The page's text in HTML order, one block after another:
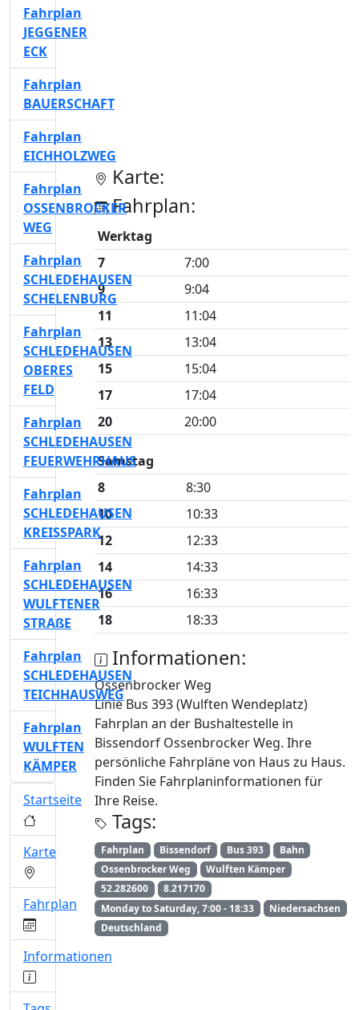
Karte:
Fahrplan:
Werktag
7
7:00
9
9:04
11
11:04
13
13:04
15
15:04
17
17:04
20
20:00
Samstag
8
8:30
10
10:33
12
12:33
14
14:33
16
16:33
18
18:33
Informationen:
Ossenbrocker Weg
Linie Bus 393 (Wulften Wendeplatz)
Fahrplan an der Bushaltestelle in
Bissendorf Ossenbrocker Weg. Ihre
persönliche Fahrpläne von Haus zu Haus.
Finden Sie Fahrplaninformationen für
Ihre Reise.
Tags:
Fahrplan Bissendorf Bus 393
Bahn
Ossenbrocker Weg
Wulften Kämper
52.282600
8.217170
Monday to Saturday, 7:00 - 18:33
Niedersachsen
Deutschland
Fahrplan
JEGGENER
ECK
Fahrplan
BAUERSCHAFT
Fahrplan
EICHHOLZWEG
Fahrplan
OSSENBROCKER
WEG
Fahrplan
SCHLEDEHAUSEN
SCHELENBURG
Fahrplan
SCHLEDEHAUSEN
OBERES
FELD
Fahrplan
SCHLEDEHAUSEN
FEUERWEHRHAUS
Fahrplan
SCHLEDEHAUSEN
KREISSPARK
Fahrplan
SCHLEDEHAUSEN
WULFTENER
STRAßE
Fahrplan
SCHLEDEHAUSEN
TEICHHAUSWEG
Fahrplan
WULFTEN
KÄMPER
Startseite
Karte
Fahrplan
Informationen